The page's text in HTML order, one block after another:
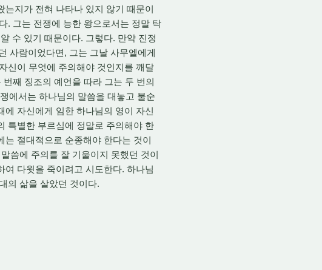
지가 전혀 나타나 있지 않기 때문이
. 그는 전쟁에 능한 왕으로서는 정말 탁
수 있기 때문이다. 그렇다. 만약 진정
사람이었다면, 그는 그날 사무엘에게
신이 무엇에 주의해야 것인지를 깨달
째 징조의 예언을 따라 그는 두 번의
에서는 하나님의 말씀을 대놓고 불순
자신에게 임한 하나님의 영이 자신
특별한 부르심에 정말로 주의해야 한
절대적으로 순종해야 한다는 것이
씀에 주의를 잘 기울이지 못했던 것이
다윗을 죽이려고 시도한다. 하나님
의 삶을 살았던 것이다.